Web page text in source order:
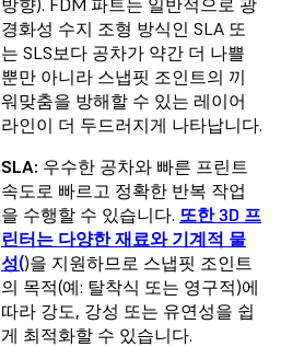
경화성 수지 조형 방식인 SLA 또
는 SLS보다 공차가 약간 더 나쁠
뿐만 아니라 스냅핏 조인트의 끼
워맞춤을 방해할 수 있는 레이어
라인이 더 두드러지게 나타납니다.
SLA: 우수한 공차와 빠른 프린트
속도로 빠르고 정확한 반복 작업
을 수행할 수 있습니다. 또한 3D 프
린터는 다양한 재료와 기계적 물
성()을 지원하므로 스냅핏 조인트
의 목적(예: 탈착식 또는 영구적)에
따라 강도, 강성 또는 유연성을 쉽
게 최적화할 수 있습니다.